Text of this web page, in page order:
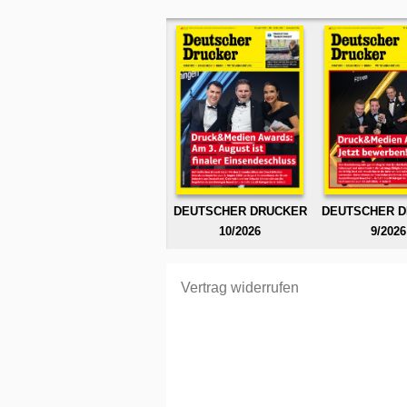
DEUTSCHER DRUCKER
10/2026
DEUTSCHER
9/2026
Vertrag widerrufen